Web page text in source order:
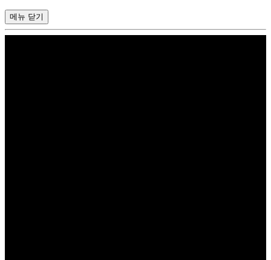
메뉴 닫기